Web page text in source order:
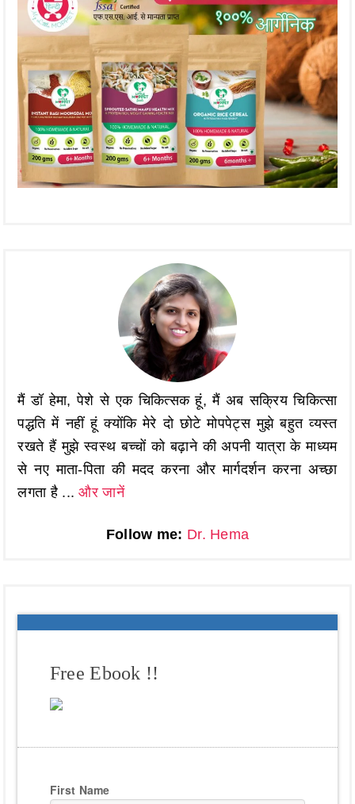
मैं डॉ हेमा, पेशे से एक चिकित्सक हूं, मैं अब सक्रिय चिकित्सा
पद्धति में नहीं हूं क्योंकि मेरे दो छोटे मोपपेट्स मुझे बहुत व्यस्त
रखते हैं मुझे स्वस्थ बच्चों को बढ़ाने की अपनी यात्रा के माध्यम
से नए माता-पिता की मदद करना और मार्गदर्शन करना अच्छा
लगता है ...और जानें
Follow me: Dr. Hema
Free Ebook !!
First Name